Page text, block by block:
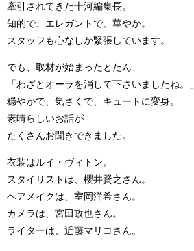
牽引されてきた十河編集長。
知的で、エレガントで、華やか。
スタッフも心なしか緊張しています。
でも、取材が始まったとたん、
「わざとオーラを消して下さいましたね。」
穏やかで、気さくで、キュートに変身。
素晴らしいお話が
たくさんお聞きできました。
衣装はルイ・ヴィトン。
スタイリストは、櫻井賢之さん。
ヘアメイクは、室岡洋希さん。
カメラは、宮田政也さん。
ライターは、近藤マリコさん。